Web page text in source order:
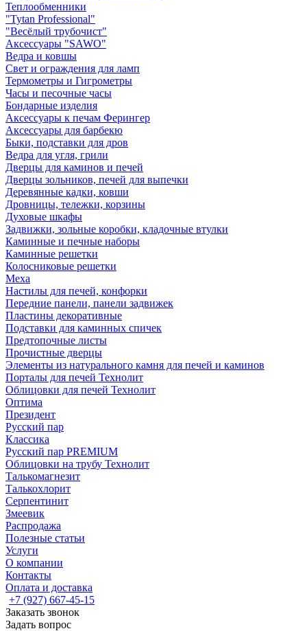
Теплообменники
"Tytan Professional"
"Весёлый трубочист"
Аксессуары "SAWO"
Ведра и ковшы
Свет и ограждения для ламп
Термометры и Гигрометры
Часы и песочные часы
Бондарные изделия
Аксессуары к печам Ферингер
Аксессуары для барбекю
Быки, подставки для дров
Ведра для угля, грили
Дверцы для каминов и печей
Дверцы зольников, печей для выпечки
Деревянные кадки, ковши
Дровницы, тележки, корзины
Духовые шкафы
Задвижки, зольные коробки, кладочные втулки
Каминные и печные наборы
Каминные решетки
Колосниковые решетки
Меха
Настилы для печей, конфорки
Передние панели, панели задвижек
Пластины декоративные
Подставки для каминных спичек
Предтопочные листы
Прочистные дверцы
Элементы из натурального камня для печей и каминов
Порталы для печей Технолит
Облицовки для печей Технолит
Оптима
Президент
Русский пар
Классика
Русский пар PREMIUM
Облицовки на трубу Технолит
Талькомагнезит
Талькохлорит
Серпентинит
Змеевик
Распродажа
Полезные статьи
Услуги
О компании
Контакты
Оплата и доставка
+7 (927) 667-45-15
Заказать звонок
Задать вопрос